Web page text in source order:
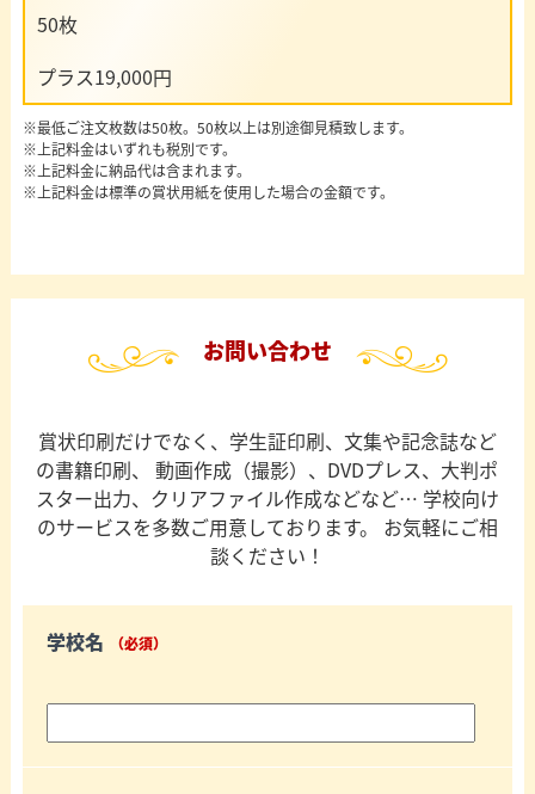
50枚
プラス19,000円
※最低ご注文枚数は50枚。50枚以上は別途御見積致します。
※上記料金はいずれも税別です。
※上記料金に納品代は含まれます。
※上記料金は標準の賞状用紙を使用した場合の金額です。
お問い合わせ
賞状印刷だけでなく、学生証印刷、文集や記念誌など
の書籍印刷、
動画作成（撮影）、DVDプレス、大判ポ
スター出力、クリアファイル作成などなど… 学校向け
のサービスを多数ご用意しております。
お気軽にご相
談ください！
学校名 （必須）